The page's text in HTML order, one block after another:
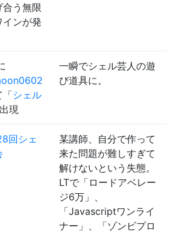
合う無限
インが発
「シェル
現
一瞬でシェル芸人の遊
び道具に。
回シェ
某講師、自分で作って
来た問題が難しすぎて
解けないという失態。
LTで「ロードアベレー
ジ6万」、
「Javascriptワンライ
ナー」、「ゾンビプロ